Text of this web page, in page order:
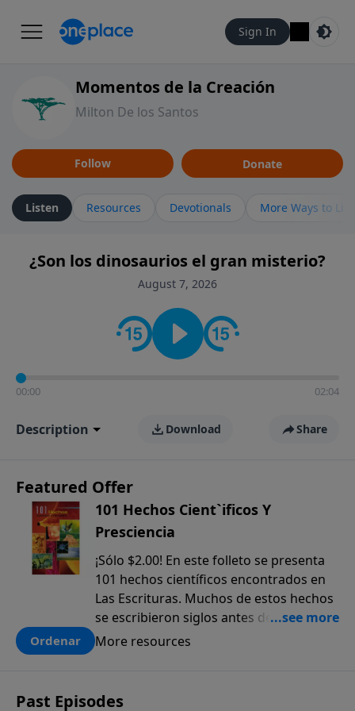
Sign In
Momentos de la Creación
Milton De los Santos
Follow Donate
Listen Resources Devotionals More Ways to
¿Son los dinosaurios el gran misterio?
August 7, 2026
00:00 02:04
Description Download Share
Featured Offer
101 Hechos Cient`ificos Y
Presciencia
¡Sólo $2.00! En este folleto se presenta
101 hechos científicos encontrados en
Las Escrituras. Muchos de estos hechos
se escribieron siglos antes de que
fueran descubiertos. El anticipado
más a la prueba colectiva de que la
Ordenar More resources
Past Episodes